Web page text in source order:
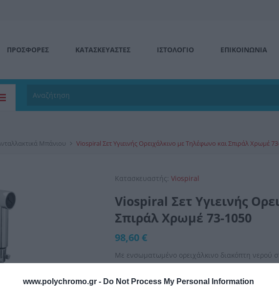
www.polychromo.gr - Do Not Process My Personal Information
ΠΡΟΣΦΟΡΕΣ ΚΑΤΑΣΚΕΥΑΣΤΕΣ ΙΣΤΟΛΌΓΙΟ ΕΠΙΚΟΙΝΩΝΊΑ
Μπάνιου Viospiral Σετ Yγιεινής Oρειχάλκινο με Tηλέφωνο και Σπιράλ Χρωμέ
Κατασκευαστής: Viospiral
Viospiral Σετ Yγιεινής
Σπιράλ Χρωμέ 73-1050
98,60 €
Με ενσωματωμένο ορειχάλκινο διακόπτη νερού
Εγκατάσταση χωρίς γωνιακό διακόπτη,